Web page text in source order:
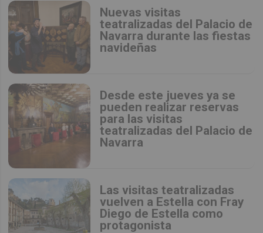
Nuevas visitas
teatralizadas del Palacio de
Navarra durante las fiestas
navideñas
Desde este jueves ya se
pueden realizar reservas
para las visitas
teatralizadas del Palacio de
Navarra
Las visitas teatralizadas
vuelven a Estella con Fray
Diego de Estella como
protagonista